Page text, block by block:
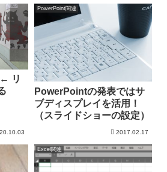
リ
PowerPoint関連
PowerPointの発表ではサ
ブディスプレイを活用！
（スライドショーの設定）
2017.02.17
Excel関連